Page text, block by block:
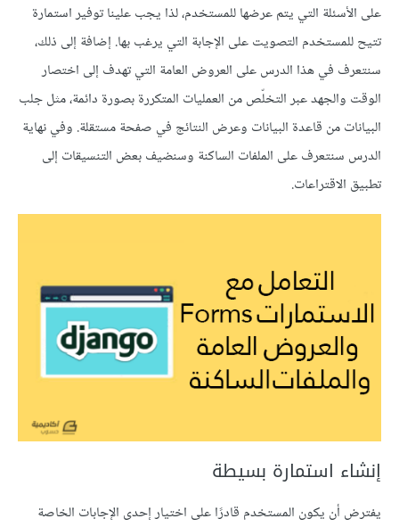
على الأسئلة التي يتم عرضها للمستخدم، لذا يجب علينا توفير استمارة
تتيح للمستخدم التصويت على الإجابة التي يرغب بها. إضافة إلى ذلك،
سنتعرف في هذا الدرس على العروض العامة التي تهدف إلى اختصار
الوقت والجهد عبر التخلّص من العمليات المتكررة بصورة دائمة، مثل جلب
البيانات من قاعدة البيانات وعرض النتائج في صفحة مستقلة. وفي نهاية
الدرس سنتعرف على الملفات الساكنة وسنضيف بعض التنسيقات إلى
تطبيق الاقتراعات.
إنشاء استمارة بسيطة
يفترض أن يكون المستخدم قادرًا على اختيار إحدى الإجابات الخاصة